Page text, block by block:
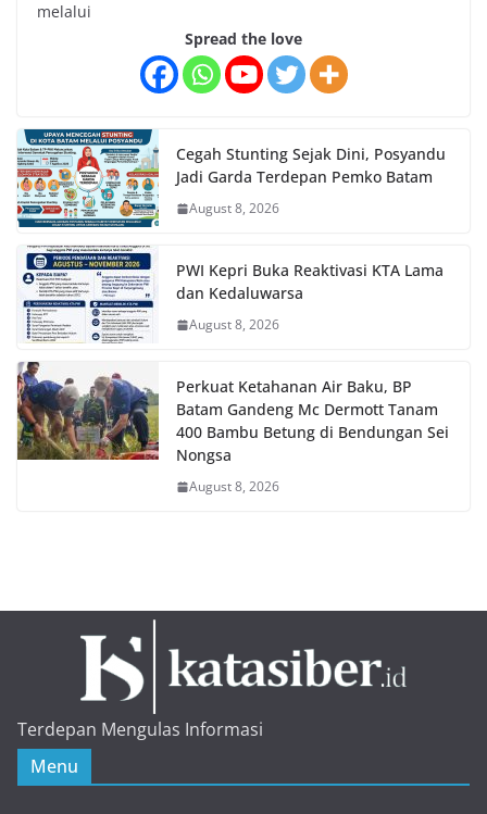
melalui
Spread the love
Cegah Stunting Sejak Dini, Posyandu
Jadi Garda Terdepan Pemko Batam
August 8, 2026
PWI Kepri Buka Reaktivasi KTA Lama
dan Kedaluwarsa
August 8, 2026
Perkuat Ketahanan Air Baku, BP
Batam Gandeng Mc Dermott Tanam
400 Bambu Betung di Bendungan Sei
Nongsa
August 8, 2026
Terdepan Mengulas Informasi
Menu